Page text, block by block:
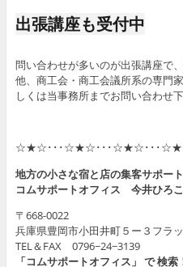
出張講座も受付中
問い合わせが多いのが出張講座で
他、商工会・商工会議所系の専門
しくは当事務所までお問い合わせ下
☆★☆･･･☆★☆･･･☆★☆･･･
地方の小さな宿と店の集客サポート
コムサポートオフィス 今井ひろこ
〒668-0022
兵庫県豊岡市小田井町５ー３フラ
TEL＆FAX 0796−24−3139
「コムサポートオフィス」 で 検索